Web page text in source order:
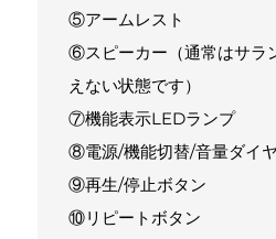
⑤アームレスト
⑥スピーカー（通常はサラ
えない状態です）
⑦機能表示LEDランプ
⑧電源/機能切替/音量ダイ
⑨再生/停止ボタン
⑩リピートボタン